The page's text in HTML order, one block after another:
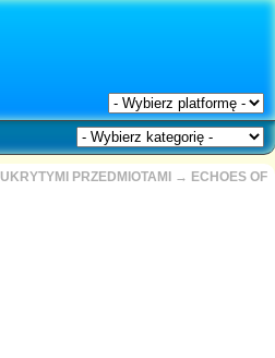
UKRYTYMI PRZEDMIOTAMI → ECHOES OF